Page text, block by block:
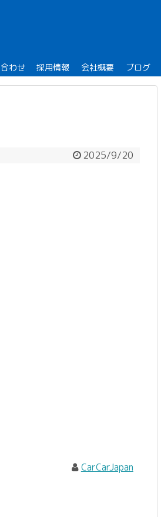
わせ 採用情報 会社概要 ブログ
2025/9/20
CarCarJapan